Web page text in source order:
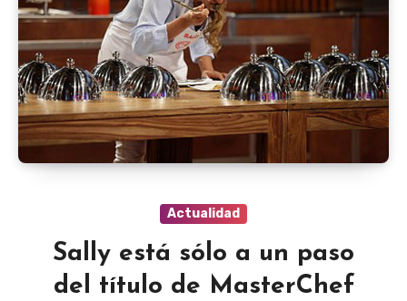
Actualidad
Sally está sólo a un paso
del título de MasterChef